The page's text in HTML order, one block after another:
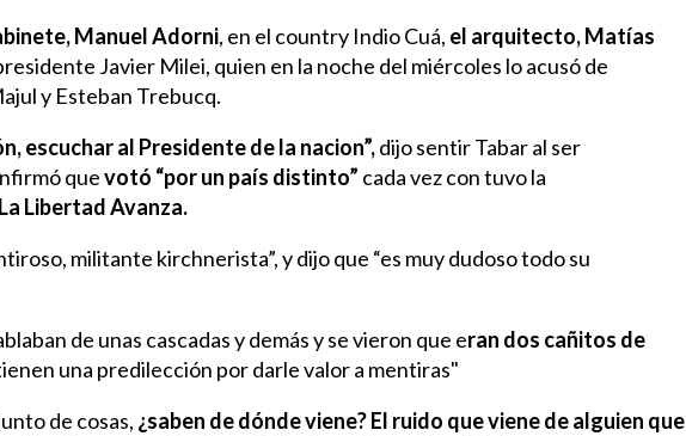
Manuel Adorni, en el country Indio Cuá, el arquitecto, Matías
Javier Milei, quien en la noche del miércoles lo acusó de
y Esteban Trebucq.
escuchar al Presidente de la nacion”,dijo sentir Tabar al ser
quevotó “por un país distinto” cada vez con tuvo la
Libertad Avanza.
militante kirchnerista”, y dijo que “es muy dudoso todo su
de unas cascadas y demás y se vieron que eran dos cañitos de
una predilección por darle valor a mentiras"
de cosas, ¿saben de dónde viene? El ruido que viene de alguien que